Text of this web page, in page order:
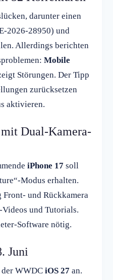
darunter einen
2026-28950) und
Allerdings berichten
Mobile
Störungen. Der Tipp
zurücksetzen
aktivieren.
Dual-Kamera-
iPhone 17 soll
Modus erhalten.
und Rückkamera
und Tutorials.
Software nötig.
Juni
WWDC iOS 27 an.